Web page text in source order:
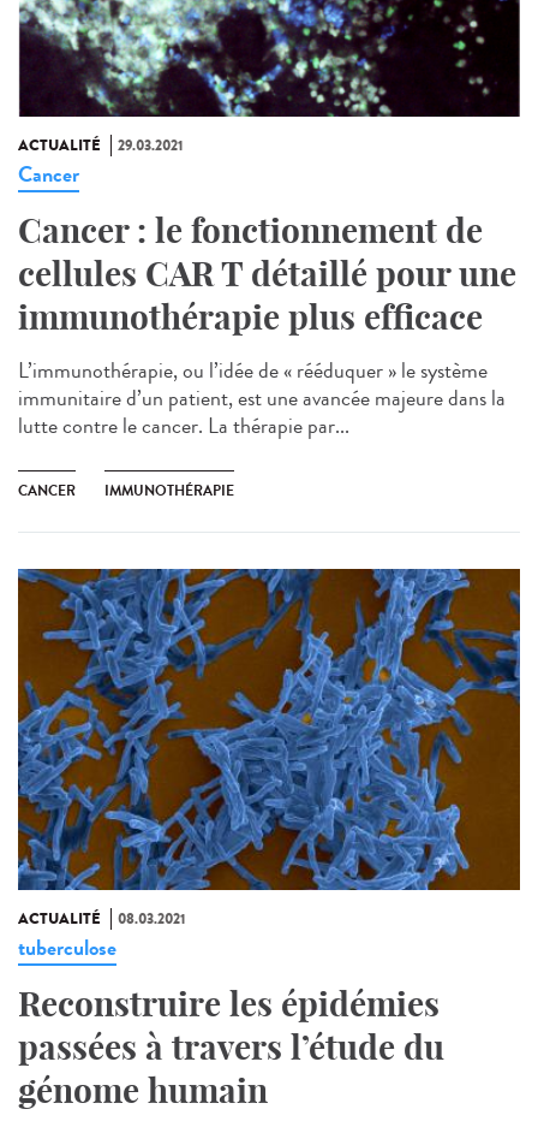
ACTUALITÉ 29.03.2021
Cancer
Cancer : le fonctionnement de
cellules CAR T détaillé pour une
immunothérapie plus efficace
L’immunothérapie, ou l’idée de « rééduquer » le système
immunitaire d’un patient, est une avancée majeure dans la
lutte contre le cancer. La thérapie par...
CANCER IMMUNOTHÉRAPIE
ACTUALITÉ 08.03.2021
tuberculose
Reconstruire les épidémies
passées à travers l’étude du
génome humain